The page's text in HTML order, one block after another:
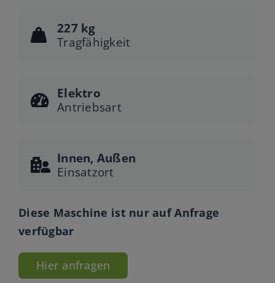
227 kg
Tragfähigkeit
Elektro
Antriebsart
Innen, Außen
Einsatzort
Diese Maschine ist nur auf Anfrage
verfügbar
Hier anfragen